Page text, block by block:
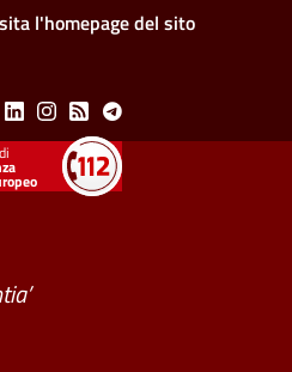
l'homepage del sito
Menu
LinkedinInstagram
Feed Telegram